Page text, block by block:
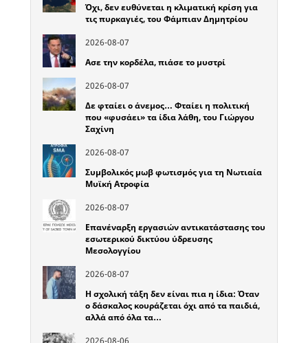
Όχι, δεν ευθύνεται η κλιματική κρίση για
τις πυρκαγιές, του Φάμπιαν Δημητρίου
2026-08-07
Ασε την κορδέλα, πιάσε το μυστρί
2026-08-07
Δε φταίει ο άνεμος… Φταίει η πολιτική
που «φυσάει» τα ίδια λάθη, του Γιώργου
Σαχίνη
2026-08-07
Συμβολικός μωβ φωτισμός για τη Νωτιαία
Μυϊκή Ατροφία
2026-08-07
Επανέναρξη εργασιών αντικατάστασης του
εσωτερικού δικτύου ύδρευσης
Μεσολογγίου
2026-08-07
Η σχολική τάξη δεν είναι πια η ίδια: Όταν
ο δάσκαλος κουράζεται όχι από τα παιδιά,
αλλά από όλα τα…
2026-08-06